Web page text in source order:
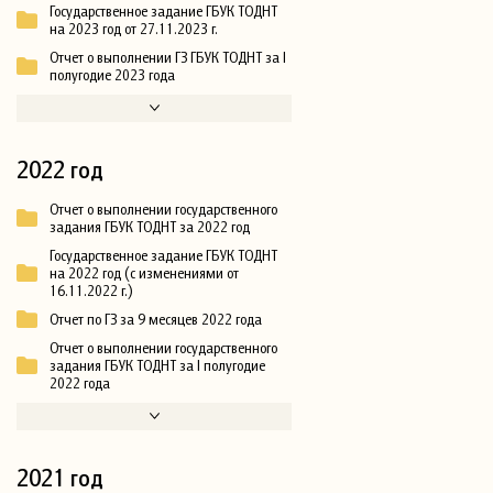
Государственное задание ГБУК ТОДНТ
на 2023 год от 27.11.2023 г.
Отчет о выполнении ГЗ ГБУК ТОДНТ за I
полугодие 2023 года
2022 год
Отчет о выполнении государственного
задания ГБУК ТОДНТ за 2022 год
Государственное задание ГБУК ТОДНТ
на 2022 год (с изменениями от
16.11.2022 г.)
Отчет по ГЗ за 9 месяцев 2022 года
Отчет о выполнении государственного
задания ГБУК ТОДНТ за I полугодие
2022 года
2021 год